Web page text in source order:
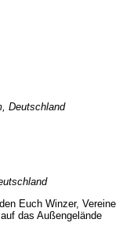
Deutschland
Euch Winzer, Vereine
das Außengelände